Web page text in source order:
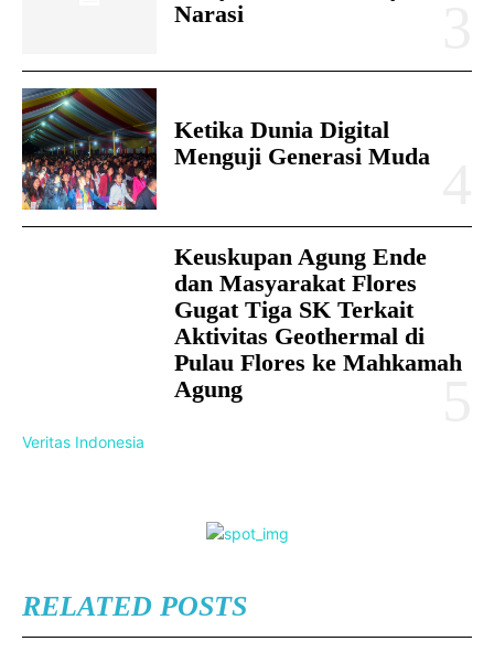
Narasi
Ketika Dunia Digital
Menguji Generasi Muda
Keuskupan Agung Ende
dan Masyarakat Flores
Gugat Tiga SK Terkait
Aktivitas Geothermal di
Pulau Flores ke Mahkamah
Agung
Veritas Indonesia
RELATED POSTS